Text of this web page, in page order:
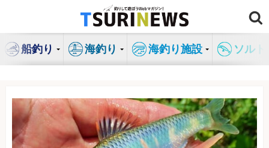
ン
船釣り 海釣り 海釣り施設 ソル